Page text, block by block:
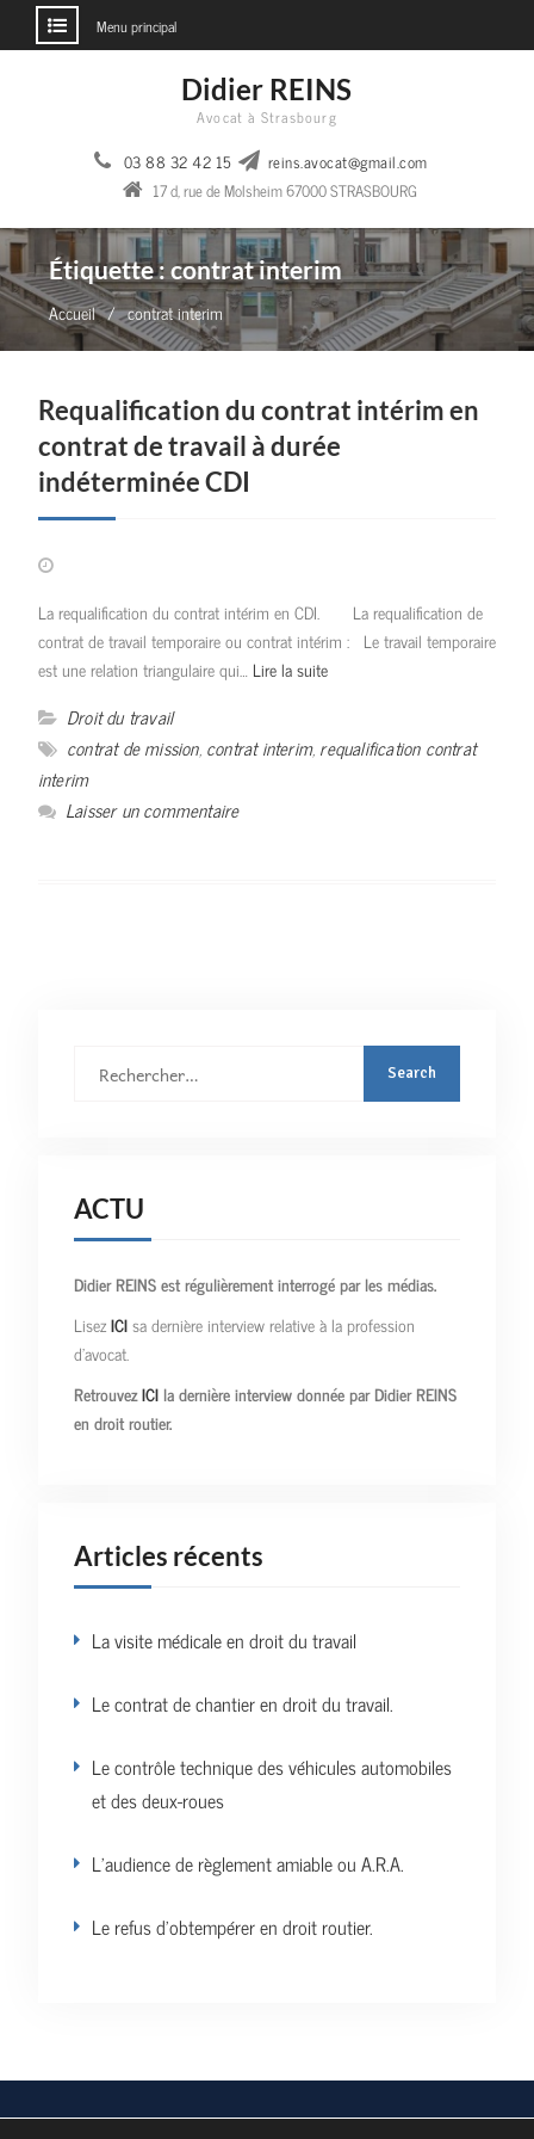
Menu principal
Didier REINS
Avocat à Strasbourg
03 88 32 42 15
reins.avocat@gmail.com
17 d, rue de Molsheim 67000 STRASBOURG
Étiquette :contrat interim
Accueil contrat interim
Requalification du contrat intérim en
contrat de travail à durée
indéterminée CDI
La requalification du contrat intérim en CDI. La requalification de
contrat de travail temporaire ou contrat intérim : Le travail temporaire
est une relation triangulaire qui… Lire la suite
Droit du travail
contrat de mission, contrat interim, requalification contrat
interim
Laisser un commentaire
ACTU
Didier REINS est régulièrement interrogé par les médias.
LisezICIsa dernière interview relative à la profession
d’avocat.
RetrouvezICIla dernière interview donnée par Didier REINS
en droit routier.
Articles récents
La visite médicale en droit du travail
Le contrat de chantier en droit du travail.
Le contrôle technique des véhicules automobiles
et des deux-roues
L’audience de règlement amiable ou A.R.A.
Le refus d’obtempérer en droit routier.
Vos données personnelles Politique de confidentialité